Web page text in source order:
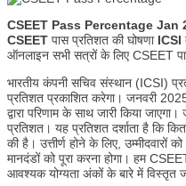
CSEET Pass Percentage Jan
CSEET पास प्रतिशत की घोषणा ICSI
ऑनलाइन सभी सत्रों के लिए CSEET
भारतीय कंपनी सचिव संस्थान (ICSI)
प्रतिशत प्रकाशित करेगा। जनवरी
द्वारा परिणाम के साथ जारी किया
प्रतिशत। यह प्रतिशत दर्शाता है कि
की है। उत्तीर्ण होने के लिए,
मानदंडों को पूरा करना होगा। हम
आवश्यक योग्यता अंकों के बारे में विस्तृत